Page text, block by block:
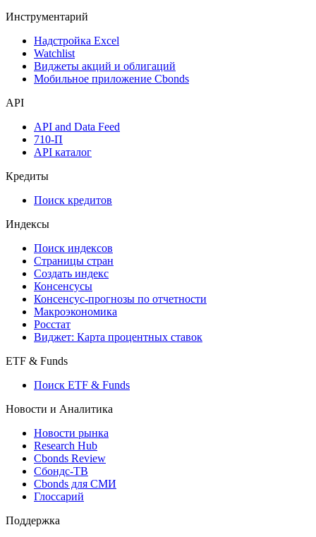
Инструментарий
Надстройка Excel
Watchlist
Виджеты акций и облигаций
Мобильное приложение Cbonds
API
API and Data Feed
710-П
API каталог
Кредиты
Поиск кредитов
Индексы
Поиск индексов
Страницы стран
Создать индекс
Консенсусы
Консенсус-прогнозы по отчетности
Макроэкономика
Росстат
Виджет: Карта процентных ставок
ETF & Funds
Поиск ETF & Funds
Новости и Аналитика
Новости рынка
Research Hub
Cbonds Review
Сбондс-ТВ
Cbonds для СМИ
Глоссарий
Поддержка